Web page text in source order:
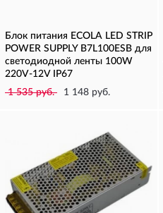
Блок питания ECOLA LED STRIP
POWER SUPPLY B7L100ESB для
светодиодной ленты 100W
220V-12V IP67
1 535 руб.
1 148 руб.